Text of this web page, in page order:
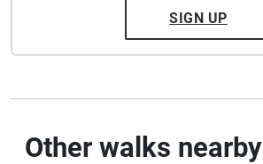
SIGN UP
Other walks nearby